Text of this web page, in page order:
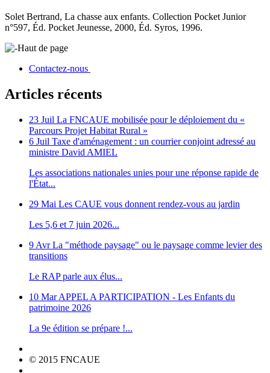
Solet Bertrand, La chasse aux enfants. Collection Pocket Junior
n°597, Éd. Pocket Jeunesse, 2000, Éd. Syros, 1996.
Haut de page
Contactez-nous
Articles récents
23 Juil La FNCAUE mobilisée pour le déploiement du «
Parcours Projet Habitat Rural »
6 Juil Taxe d'aménagement : un courrier conjoint adressé au
ministre David AMIEL
Les associations nationales unies pour une réponse rapide de
l'État...
29 Mai Les CAUE vous donnent rendez-vous au jardin
Les 5,6 et 7 juin 2026...
9 Avr La "méthode paysage" ou le paysage comme levier des
transitions
Le RAP parle aux élus...
10 Mar APPEL A PARTICIPATION - Les Enfants du
patrimoine 2026
La 9e édition se prépare !...
© 2015 FNCAUE